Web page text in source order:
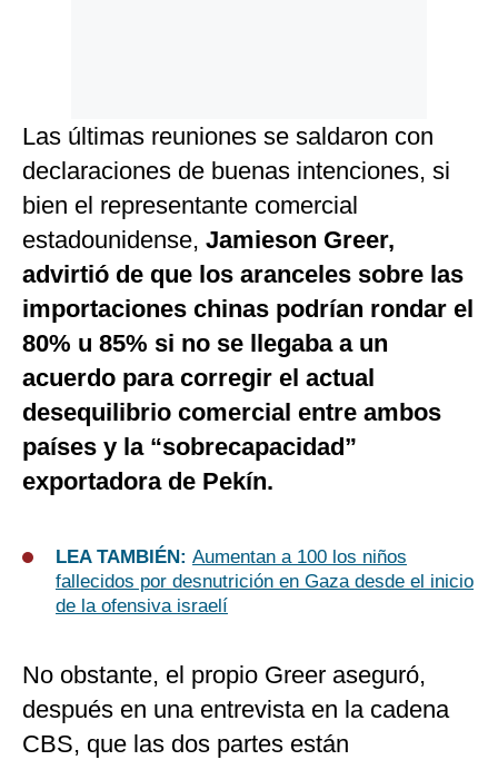
Las últimas reuniones se saldaron con
declaraciones de buenas intenciones, si
bien el representante comercial
estadounidense, Jamieson Greer,
advirtió de que los aranceles sobre las
importaciones chinas podrían rondar el
80% u 85% si no se llegaba a un
acuerdo para corregir el actual
desequilibrio comercial entre ambos
países y la “sobrecapacidad”
exportadora de Pekín.
LEA TAMBIÉN: Aumentan a 100 los niños
fallecidos por desnutrición en Gaza desde el inicio
de la ofensiva israelí
No obstante, el propio Greer aseguró,
después en una entrevista en la cadena
CBS, que las dos partes están